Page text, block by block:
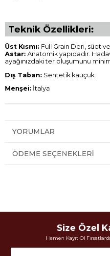
Teknik Özellikleri:
Üst Kısmı: Full Grain Deri, süet
Astar: Anatomik yapıdadır.
ayağınızdaki ter oluşumunu
Dış Taban: Sentetik kauçuk
Menşei: İtalya
YORUMLAR
ÖDEME SEÇENEKLERI
Size Özel
Hemen Kayıt Ol